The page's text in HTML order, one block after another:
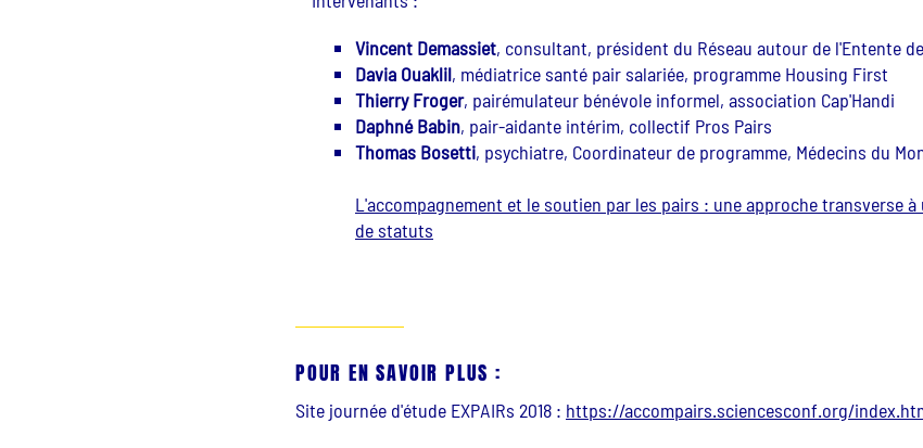
Vincent Demassiet, consultant, président du Réseau autour de l'Entente
Davia Ouaklil, médiatrice santé pair salariée, programme Housing First
Thierry Froger, pairémulateur bénévole informel, association Cap'Handi
Daphné Babin, pair-aidante intérim, collectif Pros Pairs
Thomas Bosetti, psychiatre, Coordinateur de programme, Médecins du
L'accompagnement et le soutien par les pairs : une approche transverse
de statuts
POUR EN SAVOIR PLUS :
Site journée d'étude EXPAIRs 2018 : https://accompairs.sciencesconf.org/